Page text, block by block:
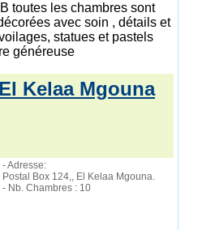
toutes les chambres sont
avec soin , détails et
statues et pastels
généreuse
Kelaa Mgouna
- Adresse:
Postal Box 124,, El Kelaa Mgouna.
- Nb. Chambres : 10